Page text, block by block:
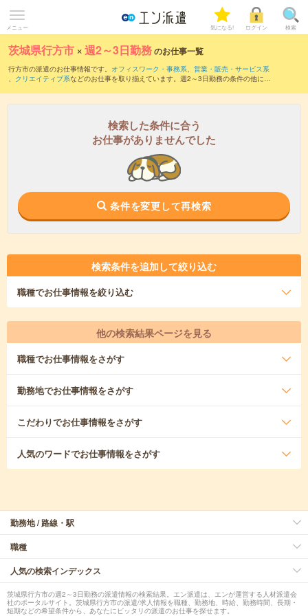
メニュー 気になる! ログイン 検索
茨城県行方市 ×週2～3日勤務のお仕事一覧
行方市の派遣のお仕事情報です。 オフィスワーク・事務系、 営業・販売・サービス系
、 クリエイティブ系などのお仕事を取り揃えています。週2～3日勤務の条件の他に、
検索した条件に合う
お仕事がありませんでした
条件を変更して再検索
検索条件を追加して絞り込む
職種でお仕事情報を絞り込む
他の検索結果ページを見る
職種でお仕事情報をさがす
勤務地でお仕事情報をさがす
こだわりでお仕事情報をさがす
人気のワードでお仕事情報をさがす
勤務地 / 路線・駅
職種
人気の検索インデックス
茨城県行方市の週2～3日勤務の派遣情報の検索結果。エン派遣は、エンが運営する人材派遣会
社のポータルサイト。茨城県行方市の派遣/求人情報を職種、勤務地、時給、勤務時間、長期・
短期などの希望条件から、あなたにピッタリの派遣のお仕事を探せます。